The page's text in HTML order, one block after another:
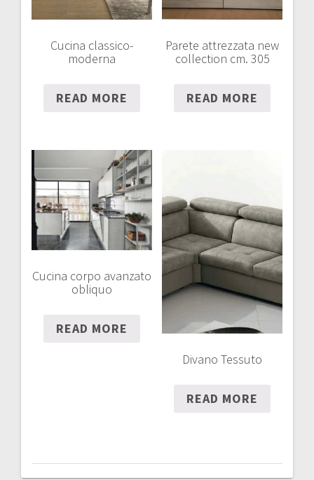
Cucina classico-
moderna
READ MORE
Parete attrezzata new
collection cm. 305
READ MORE
Cucina corpo avanzato
obliquo
READ MORE
Divano Tessuto
READ MORE